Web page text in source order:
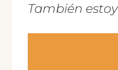
También